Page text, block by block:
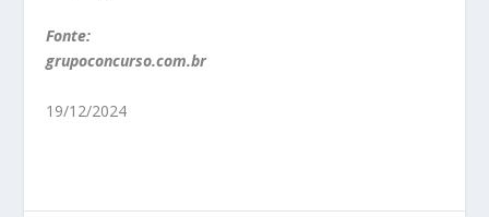
Fonte:
grupoconcurso.com.br
19/12/2024